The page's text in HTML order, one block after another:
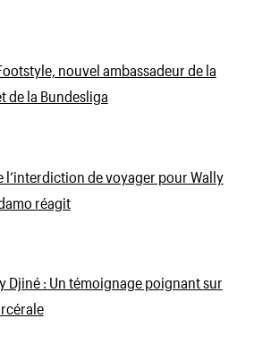
nouvel ambassadeur de la
de la Bundesliga
l’interdiction de voyager pour Wally
réagit
Djiné : Un témoignage poignant sur